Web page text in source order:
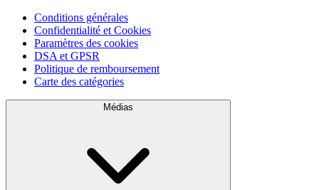
Conditions générales
Confidentialité et Cookies
Paramètres des cookies
DSA et GPSR
Politique de remboursement
Carte des catégories
Médias